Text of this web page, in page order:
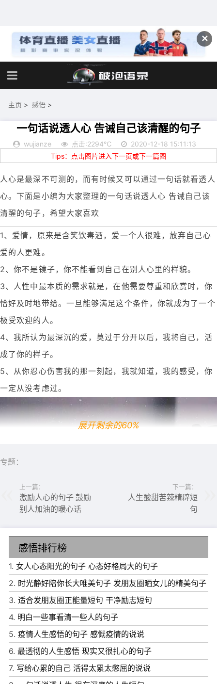
✕
主页 > 感悟 >
一句话说透人心 告诫自己该清醒的句子
wujianze 点击:2294℃
2020-12-18 15:11:13
Tips：点击图片进入下一页或下一篇图
人心是最深不可测的，而有时候又可以通过一句话就看透人
心。下面是小编为大家整理的一句话说透人心 告诫自己该
清醒的句子，希望大家喜欢
1、爱情，原来是含笑饮毒酒，爱一个人很难，放弃自己心
爱的人更难。
2、你不是镜子，你不能看到自己在别人心里的样貌。
3、人性中最本质的需求就是，在他需要尊重和欣赏时，你
恰好及时地带给。一旦能够满足这个条件，你就成为了一个
极受欢迎的人。
4、我所认为最深沉的爱，莫过于分开以后，我将自己，活
成了你的样子。
5、从你忍心伤害我的那一刻起，我就知道，我的感受，你
一定从没考虑过。
6、很多事犹如天气，慢慢热或者渐渐冷，等惊悟，已过了
一季。
7、懂得太多，看的太透，就会变成世界的孤儿。总是深情
被辜负，偏偏套路得人心。要知道：世上有两样东西不可直
视，一是太阳，二是人心。
8、总有人会喜欢上想象中的你，再看清你的本来面目，最
后唾弃你，说你原来是这样一个人，但其实你从来都是一个
样子，明明什么都没做，却落得声名狼藉。
展开剩余的60%
专题：
上一篇：
激励人心的句子 鼓励
别人加油的暖心话
下一篇：
人生酸甜苦辣精辟短
句
感悟排行榜
1. 女人心态阳光的句子 心态好格局大的句子
2. 时光静好陪你长大唯美句子 发朋友圈晒女儿的精美句子
3. 适合发朋友圈正能量短句 干净励志短句
4. 明白一些事看清一些人的句子
5. 疫情人生感悟的句子 感慨疫情的说说
6. 最透彻的人生感悟 现实又很扎心的句子
7. 写给心累的自己 活得太累太憋屈的说说